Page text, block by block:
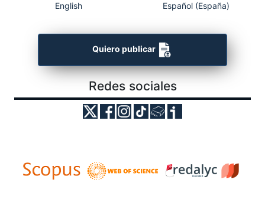
English Español (España)
Quiero publicar
Redes sociales